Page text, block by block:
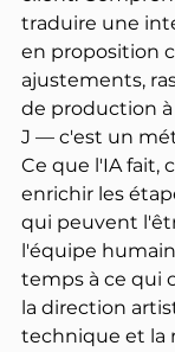
traduire une
en proposition
ajustements,
de production
J — c'est un
Ce que l'IA fait,
enrichir les
qui peuvent
l'équipe
temps à ce qui
la direction
technique et la